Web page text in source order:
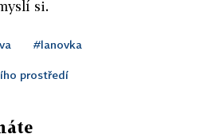
si.
#lanovka
prostředí